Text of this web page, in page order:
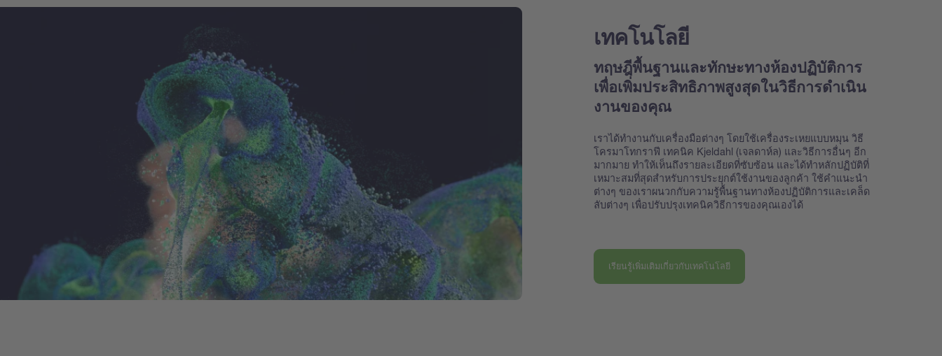
เทคโนโลยี
ทฤษฎีพื้นฐานและทักษะทางห้องปฏิบัติการ
เพื่อเพิ่มประสิทธิภาพสูงสุดในวิธีการดำเนิน
งานของคุณ
เราได้ทำงานกับเครื่องมือต่างๆ โดยใช้เครื่องระเหยแบบหมุน วิธี
โครมาโทกราฟี เทคนิค Kjeldahl (เจลดาห์ล) และวิธีการอื่นๆ อีก
มากมาย ทำให้เห็นถึงรายละเอียดที่ซับซ้อน และได้ทำหลักปฏิบัติที่
เหมาะสมที่สุดสำหรับการประยุกต์ใช้งานของลูกค้า ใช้คำแนะนำ
ต่างๆ ของเราผนวกกับความรู้พื้นฐานทางห้องปฏิบัติการและเคล็ด
ลับต่างๆ เพื่อปรับปรุงเทคนิควิธีการของคุณเองได้
เรียนรู้เพิ่มเติมเกี่ยวกับเทคโนโลยี